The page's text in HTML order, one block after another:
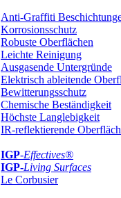
Anti-Graffiti
Korrosionsschutz
Robuste Oberflächen
Leichte Reinigung
Ausgasende Untergründe
Elektrisch ableitende
Bewitterungsschutz
Chemische Beständigkeit
Höchste Langlebigkeit
IR-reflektierende
IGP-Effectives®
IGP-Living Surfaces
Le Corbusier